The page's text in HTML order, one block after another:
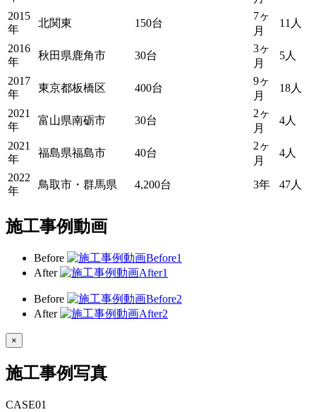
2015
年
北関東 150台
7ヶ
月
11人
2016
年
秋田県鹿角市 30台
3ヶ
月
5人
2017
年
東京都板橋区 400台
9ヶ
月
18人
2021
年
富山県南砺市 30台
2ヶ
月
4人
2021
年
福島県福島市 40台
2ヶ
月
4人
2022
年
鳥取市・群馬県 4,200台 3年 47人
施工事例動画
Before
After
Before
After
×
施工事例写真
CASE01